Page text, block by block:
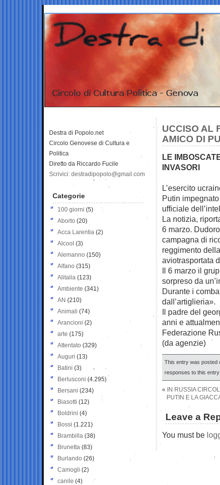
UCCISO AL
AMICO DI
LE
INVASORI
L’esercito
Putin
ufficiale
La notizia,
6 marzo.
campagna di
reggimento
aviotrasportata
Il 6 marzo il
sorpreso da
Durante i
dall’artiglieria».
Il padre del
anni e
Federazione
(da agenzie)
This entry was posted
responses to this
«
IN RUSSIA
PUTIN E LA
Leave a
You must be
Destra di Popolo.net
Circolo Genovese di Cultura e
Politica
Diretto da Riccardo Fucile
Scrivici: destradipopolo@gmail.com
Categorie
100 giorni (5)
Aborto (20)
Acca Larentia (2)
Alcool (3)
Alemanno (150)
Alfano (315)
Alitalia (123)
Ambiente (341)
AN (210)
Animali (74)
Arancioni (2)
arte (175)
Attentato (329)
Auguri (13)
Batini (3)
Berlusconi (4.295)
Bersani (234)
Biasotti (12)
Boldrini (4)
Bossi (1.221)
Brambilla (38)
Brunetta (83)
Burlando (26)
Camogli (2)
canile (4)